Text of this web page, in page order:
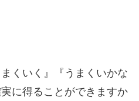
くいく』『うまくいかな
に得ることができますか